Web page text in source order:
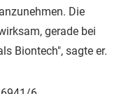
Die
gerade bei
Biontech", sagte er.